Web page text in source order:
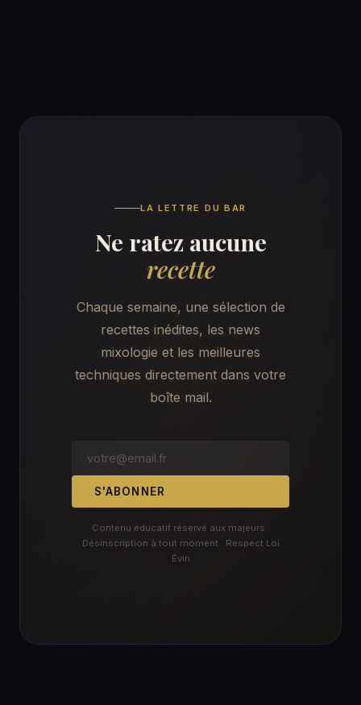
LA LETTRE DU BAR
Ne ratez aucune
recette
Chaque semaine, une sélection de
recettes inédites, les news
mixologie et les meilleures
techniques directement dans votre
boîte mail.
S'ABONNER
Contenu éducatif réservé aux majeurs ·
Désinscription à tout moment · Respect Loi
Évin